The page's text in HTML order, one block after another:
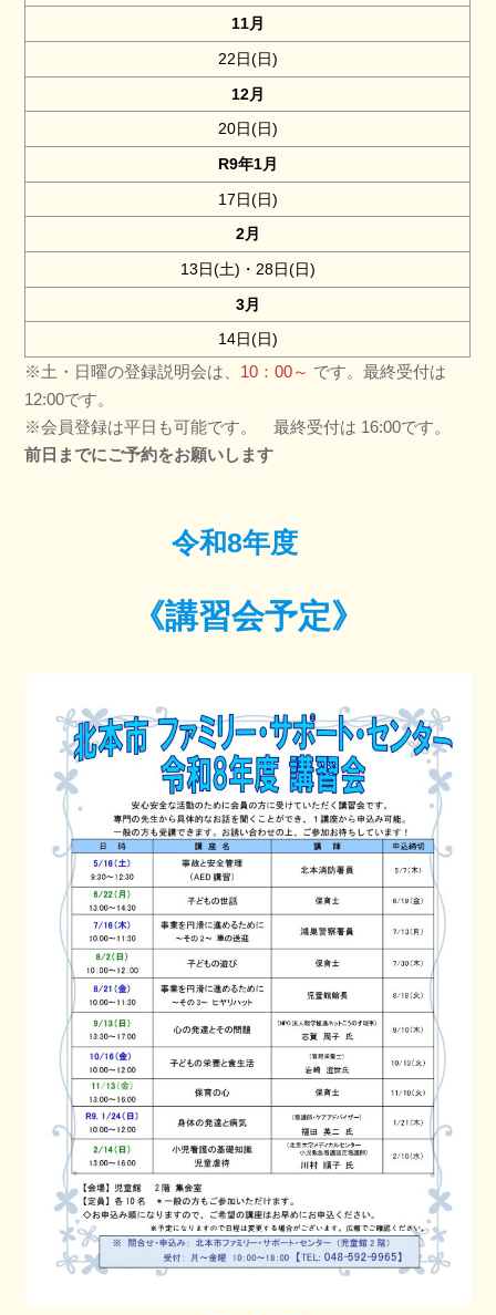
11月
22日(日)
12月
20日(日)
R9年1月
17日(日)
2月
13日(土)・28日(日)
3月
14日(日)
※土・日曜の登録説明会は、 10：00～ です。最終受付は
12:00です。
※会員登録は平日も可能です。 最終受付は 16:00です。
前日までにご予約をお願いします
令和8年度
《講習会予定》